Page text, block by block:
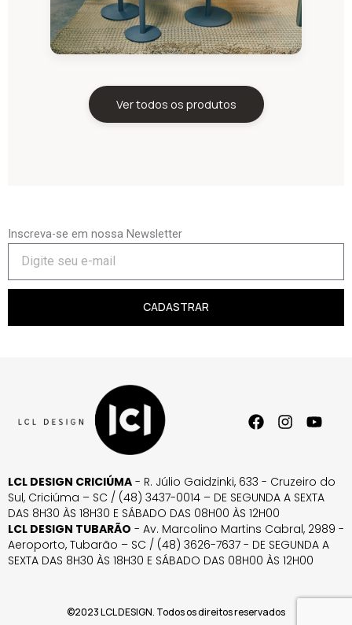
Ver todos os produtos
Inscreva-se em nossa Newsletter
CADASTRAR
LCL DESIGN CRICIÚMA - R. Júlio Gaidzinki, 633 - Cruzeiro do
Sul, Criciúma – SC / (48) 3437-0014 – DE SEGUNDA A SEXTA
DAS 8H30 ÀS 18H30 E SÁBADO DAS 08H00 ÀS 12H00
LCL DESIGN TUBARÃO - Av. Marcolino Martins Cabral, 2989 -
Aeroporto, Tubarão – SC / (48) 3626-7637 - DE SEGUNDA A
SEXTA DAS 8H30 ÀS 18H30 E SÁBADO DAS 08H00 ÀS 12H00
©2023 LCL DESIGN. Todos os direitos reservados